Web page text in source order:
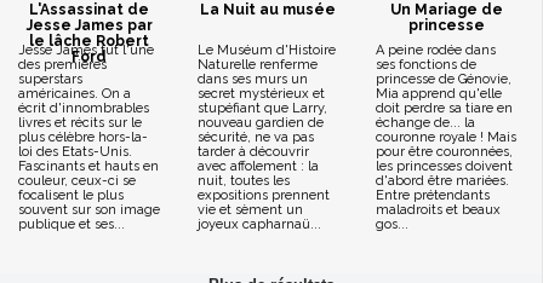
L'Assassinat de
Jesse James par
le lâche Robert
Ford
Jesse James fut l'une
des premières
superstars
américaines. On a
écrit d'innombrables
livres et récits sur le
plus célèbre hors-la-
loi des Etats-Unis.
Fascinants et hauts en
couleur, ceux-ci se
focalisent le plus
souvent sur son image
publique et ses...
La Nuit au musée
Le Muséum d'Histoire
Naturelle renferme
dans ses murs un
secret mystérieux et
stupéfiant que Larry,
nouveau gardien de
sécurité, ne va pas
tarder à découvrir
avec affolement : la
nuit, toutes les
expositions prennent
vie et sèment un
joyeux capharnaü...
Un Mariage de
princesse
A peine rodée dans
ses fonctions de
princesse de Génovie,
Mia apprend qu'elle
doit perdre sa tiare en
échange de... la
couronne royale ! Mais
pour être couronnées,
les princesses doivent
d'abord être mariées.
Entre prétendants
maladroits et beaux
gos...